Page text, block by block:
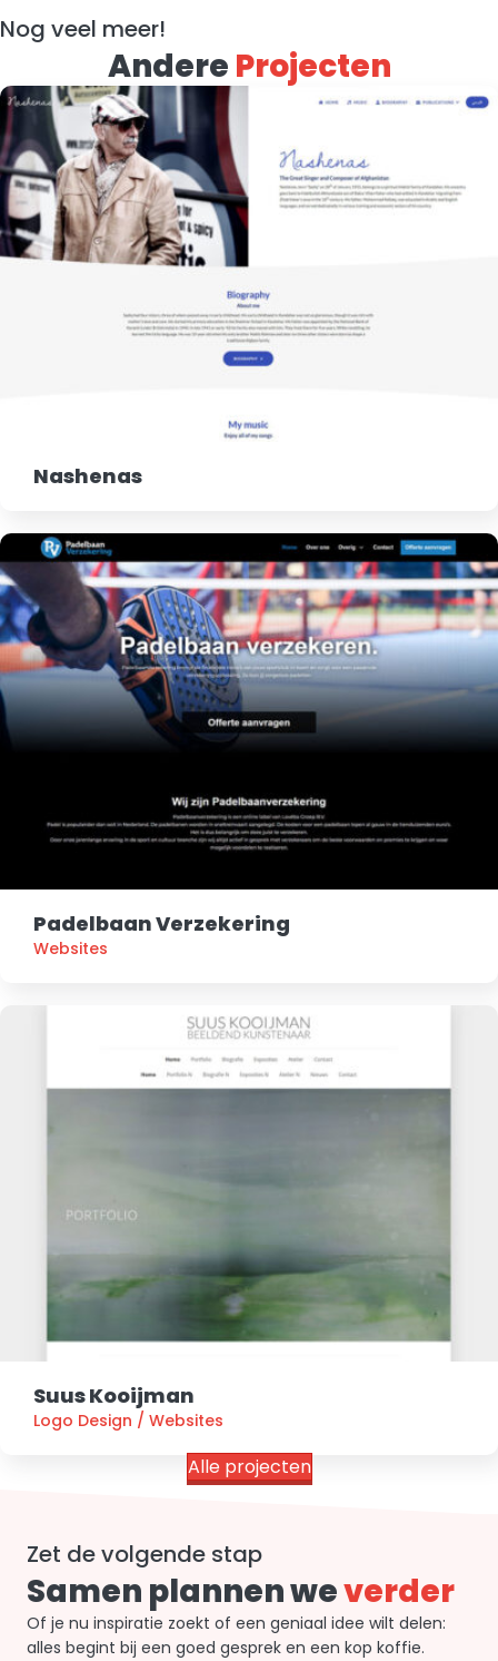
Nog veel meer!
Andere Projecten
Nashenas
Padelbaan Verzekering
Websites
Suus Kooijman
Logo Design / Websites
Alle projecten
Zet de volgende stap
Samen plannen weverder
Of je nu inspiratie zoekt of een geniaal idee wilt delen:
alles begint bij een goed gesprek en een kop koffie.